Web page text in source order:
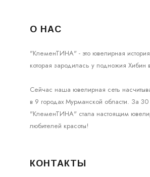
О НАС
"КлеменТИНА" - это ювелирная
которая зародилась у подножия Хибин
Сейчас наша ювелирная сеть
в 9 городах Мурманской области. За 30
"КлеменТИНА" стала настоящим
любителей красоты!
КОНТАКТЫ